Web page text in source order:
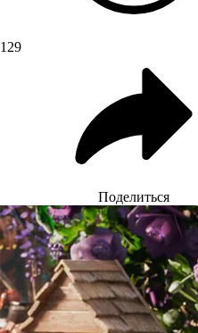
129
Поделиться